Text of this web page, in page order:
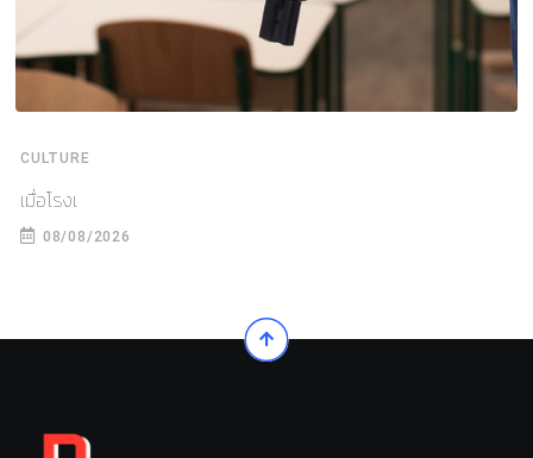
CULTURE
เมื่อโรงเ
08/08/2026